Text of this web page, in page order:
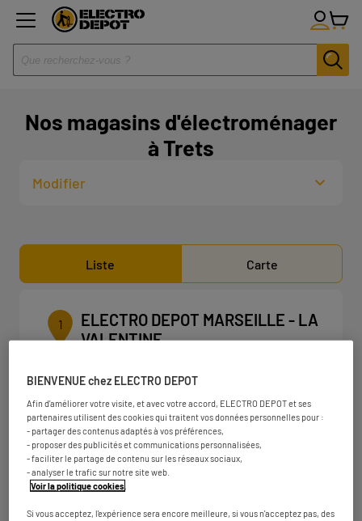
Nos magasins d'électroménager
à Trets
Modifier
Liste Carte
1
ELECTRO DEPOT MARSEILLE - LA
VALENTINE
13011 Marseille
Numéro Plus d'infos
2
ELECTRO DEPOT MARSEILLE -
PLAN DE CAMPAGNE
BIENVENUE chez ELECTRO DEPOT
Afin d'améliorer votre visite, et avec votre accord, ELECTRO DEPOT et ses
partenaires utilisent des cookies qui traitent vos données personnelles pour :
- partager des contenus adaptés à vos préférences,
- proposer des publicités et communications personnalisées,
- faciliter le partage de contenu sur les réseaux sociaux,
- analyser le trafic sur notre site web.
Voir la politique cookies
Si vous acceptez, l'expérience sera encore meilleure, si vous n'acceptez pas, des